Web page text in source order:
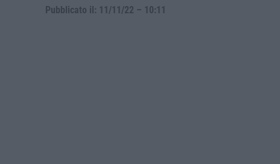
Pubblicato il: 11/11/22 – 10:11